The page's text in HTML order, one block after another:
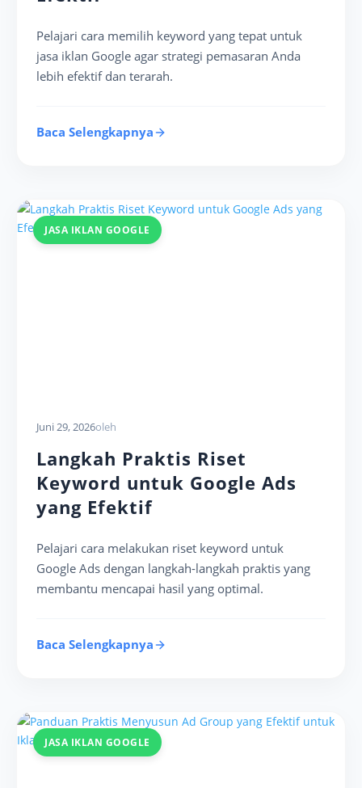
Pelajari cara memilih keyword yang tepat untuk
jasa iklan Google agar strategi pemasaran Anda
lebih efektif dan terarah.
Baca Selengkapnya
JASA IKLAN GOOGLE
Juni 29, 2026oleh
Langkah Praktis Riset
Keyword untuk Google Ads
yang Efektif
Pelajari cara melakukan riset keyword untuk
Google Ads dengan langkah-langkah praktis yang
membantu mencapai hasil yang optimal.
Baca Selengkapnya
JASA IKLAN GOOGLE